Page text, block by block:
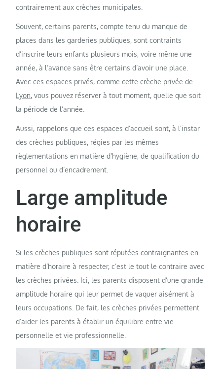
contrairement aux crèches municipales.
Souvent, certains parents, compte tenu du manque de
places dans les garderies publiques, sont contraints
d’inscrire leurs enfants plusieurs mois, voire même une
année, à l’avance sans être certains d’avoir une place.
Avec ces espaces privés, comme cettecrèche privée de
Lyon, vous pouvez réserver à tout moment, quelle que soit
la période de l’année.
Aussi, rappelons que ces espaces d’accueil sont, à l’instar
des crèches publiques, régies par les mêmes
règlementations en matière d’hygiène, de qualification du
personnel ou d’encadrement.
Large amplitude
horaire
Si les crèches publiques sont réputées contraignantes en
matière d’horaire à respecter, c’est le tout le contraire avec
les crèches privées. Ici, les parents disposent d’une grande
amplitude horaire qui leur permet de vaquer aisément à
leurs occupations. De fait, les crèches privées permettent
d’aider les parents à établir un équilibre entre vie
personnelle et vie professionnelle.